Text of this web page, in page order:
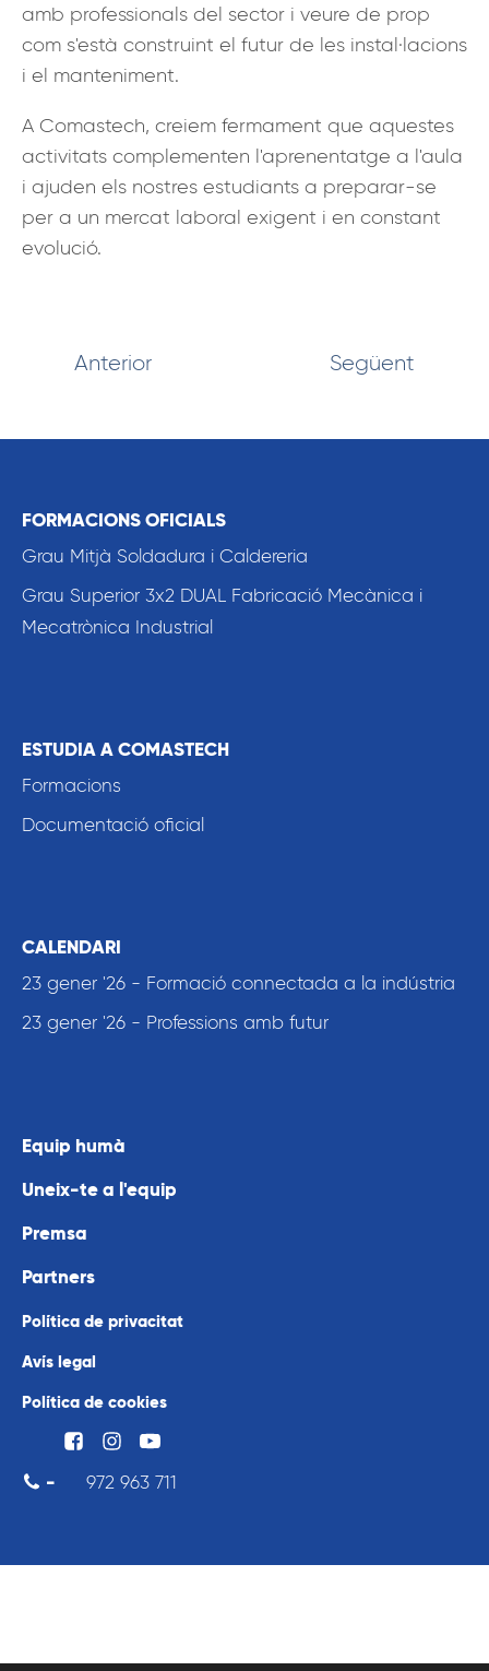
amb professionals del sector i veure de prop
com s'està construint el futur de les instal·lacions
i el manteniment.
A Comastech, creiem fermament que aquestes
activitats complementen l'aprenentatge a l'aula
i ajuden els nostres estudiants a preparar-se
per a un mercat laboral exigent i en constant
evolució.
Anterior Següent
FORMACIONS OFICIALS
Grau Mitjà Soldadura i Caldereria
Grau Superior 3x2 DUAL Fabricació Mecànica i
Mecatrònica Industrial
ESTUDIA A COMASTECH
Formacions
Documentació oficial
CALENDARI
23 gener '26 - Formació connectada a la indústria
23 gener '26 - Professions amb futur
Equip humà
Uneix-te a l'equip
Premsa
Partners
Política de privacitat
Avís legal
Política de cookies
- 972 963 711